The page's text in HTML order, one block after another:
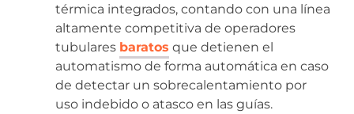
térmica integrados, contando con una línea
altamente competitiva de operadores
tubulares baratos que detienen el
automatismo de forma automática en caso
de detectar un sobrecalentamiento por
uso indebido o atasco en las guías.